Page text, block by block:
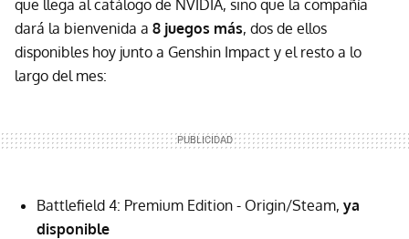
que llega al catálogo de NVIDIA, sino que la compañía
dará la bienvenida a 8 juegos más, dos de ellos
disponibles hoy junto a Genshin Impact y el resto a lo
largo del mes:
Battlefield 4: Premium Edition - Origin/Steam, ya
disponible